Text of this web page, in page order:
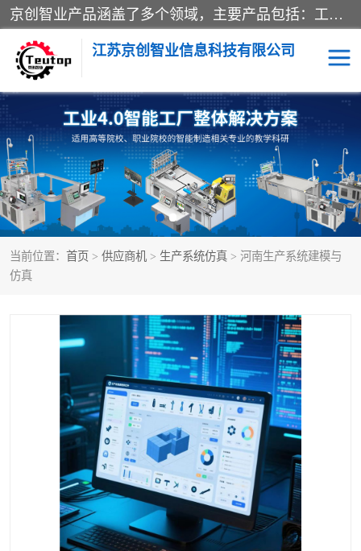
京创智业产品涵盖了多个领域，主要产品包括：工业4.0生产线解决方案，智慧物流综合实训室，教学设备与实验室建设，虚拟仿真实验室等。公司将秉持“创新、执着、诚信、共赢”的理念，以“将服务当作使命”为核心价值观，致力于为客户创造价值，与客户、合作伙伴和员工共同成长。
江苏京创智业信息科技有限公司
当前位置： 首页 > 供应商机 > 生产系统仿真 > 河南生产系统建模与
仿真
VR物流实训 低碳供应链
生产系统仿真 冷链物流
供应链管理 思政
智慧零售实训 智能制造
物流数字孪生 数字企业经营
工业工程实训室